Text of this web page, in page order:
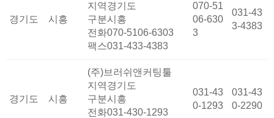
경기도 시흥
지역경기도
구분시흥
전화070-5106-6303
팩스031-433-4383
070-51
06-630
3
031-43
3-4383
경기도 시흥
(주)브러쉬앤커팅툴
지역경기도
구분시흥
전화031-430-1293
031-43
0-1293
031-43
0-2290